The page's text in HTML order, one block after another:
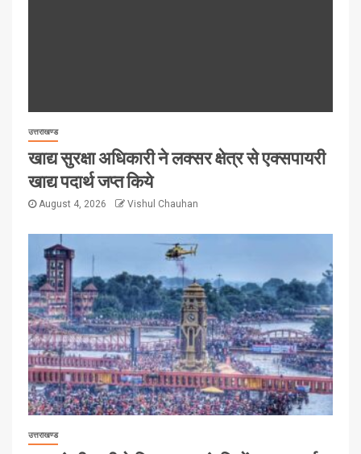
उत्तराखण्ड
खाद्य सुरक्षा अधिकारी ने लक्सर क्षेत्र से एक्सपायरी
खाद्य पदार्थ जप्त किये
August 4, 2026 Vishul Chauhan
उत्तराखण्ड